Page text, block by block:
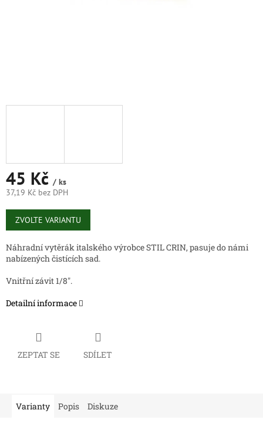
45 Kč / ks
37,19 Kč bez DPH
Měrná
cena:
ZVOLTE VARIANTU
Náhradní vytěrák italského výrobce STIL CRIN, pasuje do námi
nabízených čistících sad.
Vnitřní závit 1/8".
Detailní informace
ZEPTAT SE SDÍLET
Varianty Popis Diskuze